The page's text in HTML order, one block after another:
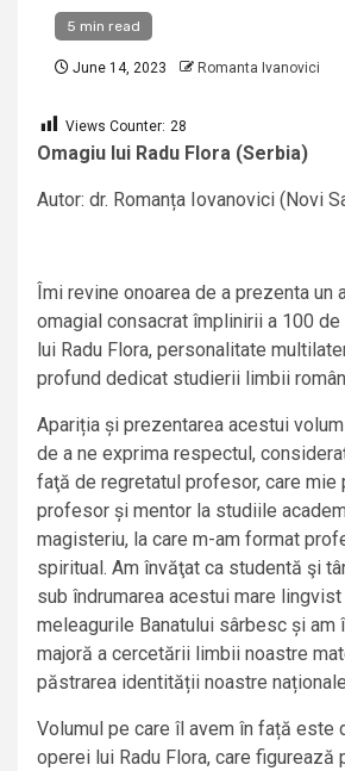
5 min read
June 14, 2023 Romanta Ivanovici
Views Counter: 28
Omagiu lui Radu Flora (Serbia)
Autor: dr. Romanța Iovanovici (Novi
Îmi revine onoarea de a prezenta un
omagial consacrat împlinirii a 100 de
lui Radu Flora, personalitate
profund dedicat studierii limbii
Apariția și prezentarea acestui
de a ne exprima respectul,
faţă de regretatul profesor, care
profesor și mentor la studiile
magisteriu, la care m-am format
spiritual. Am învăţat ca studentă şi
sub îndrumarea acestui mare
meleagurile Banatului sârbesc și am
majoră a cercetării limbii noastre
păstrarea identității noastre
Volumul pe care îl avem în față este
operei lui Radu Flora, care figurează